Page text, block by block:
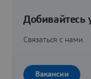
Добивайтесь
Связаться с нами.
Вакансии